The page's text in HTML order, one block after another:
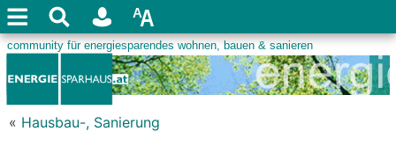
« Hausbau-, Sanierung